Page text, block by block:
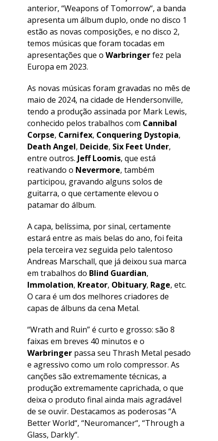
anterior, “Weapons of Tomorrow“, a banda
apresenta um álbum duplo, onde no disco 1
estão as novas composições, e no disco 2,
temos músicas que foram tocadas em
apresentações que o Warbringerfez pela
Europa em 2023.
As novas músicas foram gravadas no mês de
maio de 2024, na cidade de Hendersonville,
tendo a produção assinada por Mark Lewis,
conhecido pelos trabalhos com Cannibal
Corpse, Carnifex, Conquering Dystopia,
Death Angel, Deicide, Six Feet Under,
entre outros. Jeff Loomis, que está
reativando o Nevermore, também
participou, gravando alguns solos de
guitarra, o que certamente elevou o
patamar do álbum.
A capa, belíssima, por sinal, certamente
estará entre as mais belas do ano, foi feita
pela terceira vez seguida pelo talentoso
Andreas Marschall, que já deixou sua marca
em trabalhos do Blind Guardian,
Immolation, Kreator, Obituary, Rage, etc.
O cara é um dos melhores criadores de
capas de álbuns da cena Metal.
“Wrath and Ruin” é curto e grosso: são 8
faixas em breves 40 minutos e o
Warbringer passa seu Thrash Metal pesado
e agressivo como um rolo compressor. As
canções são extremamente técnicas, a
produção extremamente caprichada, o que
deixa o produto final ainda mais agradável
de se ouvir. Destacamos as poderosas “A
Better World“, “Neuromancer“, “Through a
Glass, Darkly“.